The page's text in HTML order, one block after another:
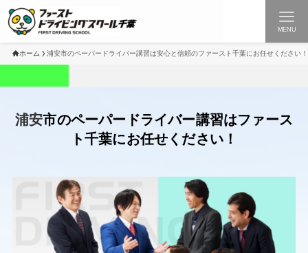
MENU
ホーム 浦安市のペーパードライバー講習は安心と信頼のファースト千葉にお任せください！
浦安市のペーパードライバー講習はファース
ト千葉にお任せください！